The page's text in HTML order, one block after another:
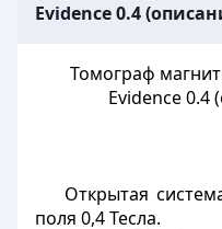
Evidence 0.4
Томограф
Evidence 0.4
Открытая
поля 0,4 Тесла.